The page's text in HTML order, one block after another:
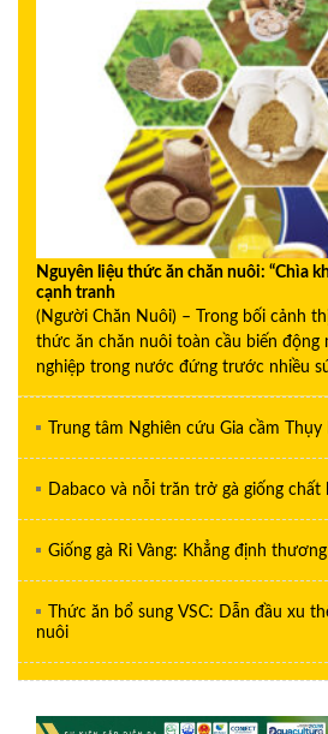
Nguyên liệu thức ăn chăn nuôi: “Chìa
cạnh tranh
(Người Chăn Nuôi) – Trong bối cảnh
thức ăn chăn nuôi toàn cầu biến động
nghiệp trong nước đứng trước nhiều
Trung tâm Nghiên cứu Gia cầm
Dabaco và nỗi trăn trở gà giống chất
Giống gà Ri Vàng: Khẳng định
Thức ăn bổ sung VSC: Dẫn đầu xu
nuôi